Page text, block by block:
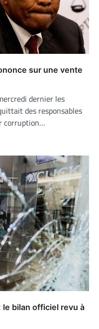
sur une vente
dernier les
des responsables
corruption…
bilan officiel revu à